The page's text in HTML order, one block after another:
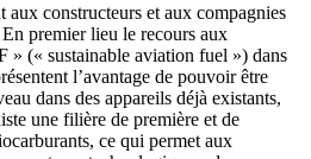
aux constructeurs et aux compagnies
premier lieu le recours aux
» (« sustainable aviation fuel ») dans
l’avantage de pouvoir être
dans des appareils déjà existants,
une filière de première et de
ce qui permet aux